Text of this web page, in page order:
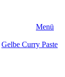
Menü
Gelbe Curry Paste